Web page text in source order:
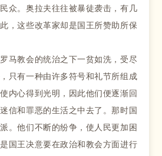
众。奥拉夫往往被暴徒袭击，有几
，这些改革家却是国王所赞助所保
教会的统治之下一贫如洗，受尽
只有一种由许多符号和礼节所组成
内心得到光明，因此他们便逐渐回
信和罪恶的生活之中去了。那时国
。他们不断的纷争，使人民更加困
国王决意要在政治和教会方面进行